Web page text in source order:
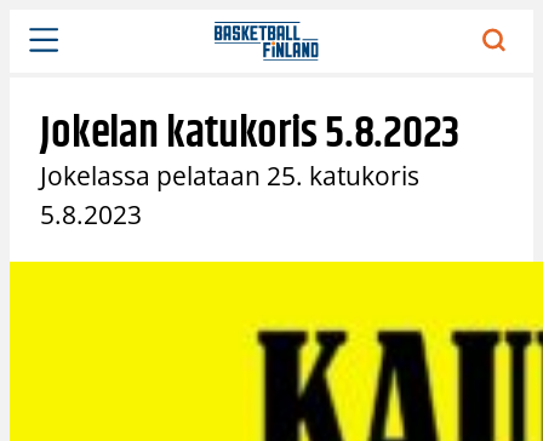
Siirry
sisältöön
Jokelan katukoris 5.8.2023
Jokelassa pelataan 25. katukoris
5.8.2023